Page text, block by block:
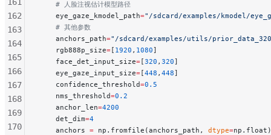
    # 人脸注视估计模型路径
    eye_gaze_kmodel_path
="/sdcard/examples/kmodel/
    # 其他参数
    anchors_path
="/sdcard/examples/utils/
    rgb888p_size
= [ 1920 , 1080]
    face_det_input_size
= [320 , 320]
    eye_gaze_input_size
= [448 , 448]
    confidence_threshold
=0.5
    nms_threshold
=0.2
    anchor_len
=4200
    det_dim
=4
    anchors
= np.fromfile(anchors_path, dtype=np.float)
162
163
164
165
166
167
168
169
170